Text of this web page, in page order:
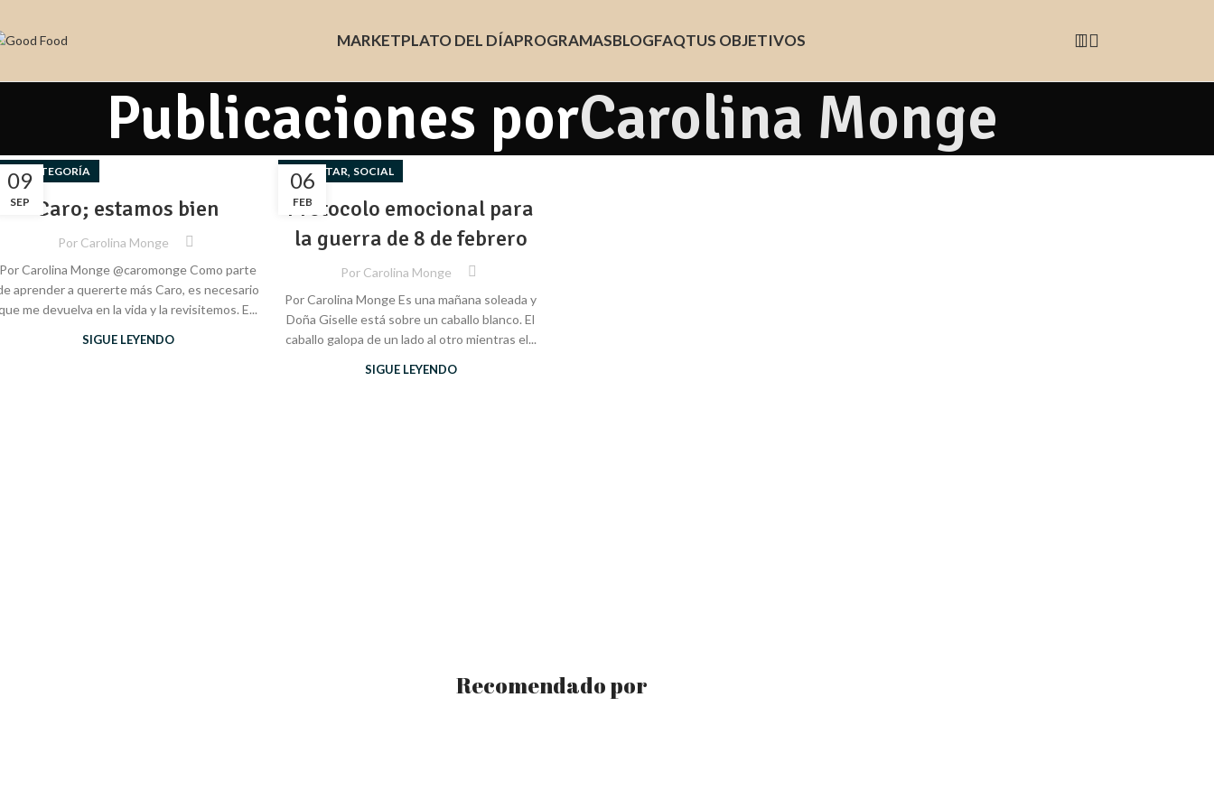
MARKETPLATO DEL DÍAPROGRAMASBLOGFAQTUS OBJETIVOS
Publicaciones porCarolina Monge
09
SEP
SIN CATEGORÍA
Caro; estamos bien
Por Carolina Monge
Por Carolina Monge @caromonge Como parte
aprender a quererte más Caro, es necesario
me devuelva en la vida y la revisitemos. E...
SIGUE LEYENDO
06
FEB
BIENESTAR, SOCIAL
Protocolo emocional para
la guerra de 8 de febrero
Por Carolina Monge
Por Carolina Monge Es una mañana soleada y
Doña Giselle está sobre un caballo blanco. El
caballo galopa de un lado al otro mientras el...
SIGUE LEYENDO
Recomendado por